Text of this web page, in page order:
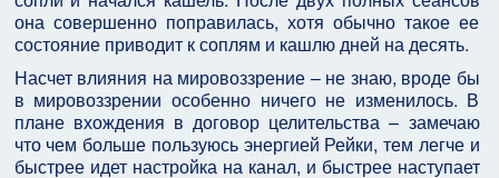
она совершенно поправилась, хотя обычно такое ее
состояние приводит к соплям и кашлю дней на десять.
Насчет влияния на мировоззрение – не знаю, вроде бы
в мировоззрении особенно ничего не изменилось. В
плане вхождения в договор целительства – замечаю
что чем больше пользуюсь энергией Рейки, тем легче и
быстрее идет настройка на канал, и быстрее наступает